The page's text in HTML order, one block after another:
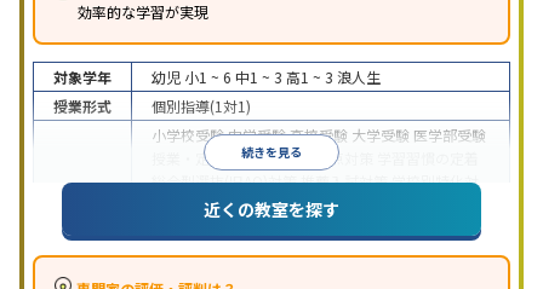
効率的な学習が実現
続きを見る
対象学年 幼児 小1 ~ 6 中1 ~ 3 高1 ~ 3 浪人生
授業形式
個別指導(1対1)
小学校受験中学受験高校受験 大学受験 医学部受験
授業・定期テスト対策
内申点対策
総合型選抜(旧AO)対策推薦入試対策学校別特化対
国公立大対策私大対策 共通テスト対策
語・英会話特化対策その他科目別特化対策
中高一貫校生に対応
近くの教室を探す